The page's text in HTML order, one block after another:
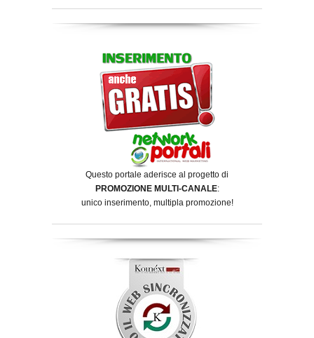
Questo portale aderisce al progetto di
PROMOZIONE MULTI-CANALE:
unico inserimento, multipla promozione!